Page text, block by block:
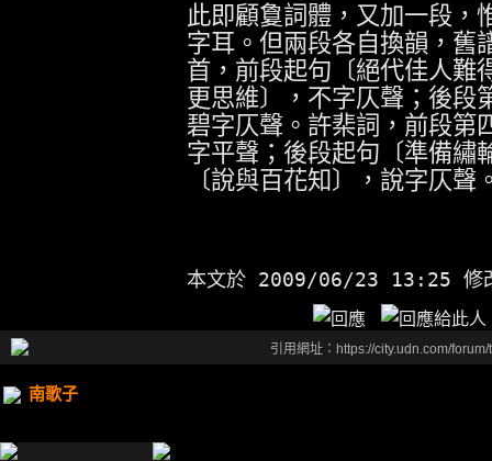
此即顧敻詞體，又加一段，
字耳。但兩段各自換韻，舊
首，前段起句〔絕代佳人難
更思維〕，不字仄聲；後段
碧字仄聲。許棐詞，前段第
字平聲；後段起句〔準備繡
〔說與百花知〕，說字仄
本文於 2009/06/23 13:25 修
引用網址：https://city.udn.com/
南歌子